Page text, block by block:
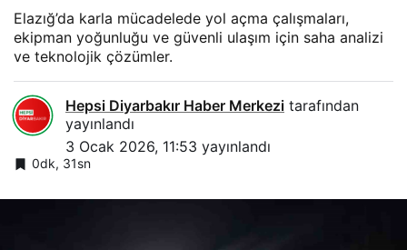
Elazığ’da karla mücadelede yol açma çalışmaları,
ekipman yoğunluğu ve güvenli ulaşım için saha analizi
ve teknolojik çözümler.
Hepsi Diyarbakır Haber Merkezi tarafından
yayınlandı
3 Ocak 2026, 11:53 yayınlandı
0dk, 31sn